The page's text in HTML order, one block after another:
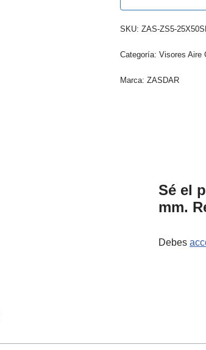
SKU: ZAS-ZS5-
Categoría: Visores Aire
Marca: ZASDAR
Sé el
mm.
Debes